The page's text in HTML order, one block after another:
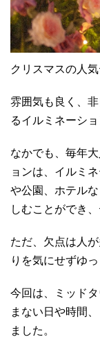
クリスマスの人
雰囲気も良く、
るイルミネーシ
なかでも、毎年
ョンは、イルミ
や公園、ホテル
しむことができ
ただ、欠点は人
りを気にせずゆ
今回は、ミッド
まない日や時間
ました。